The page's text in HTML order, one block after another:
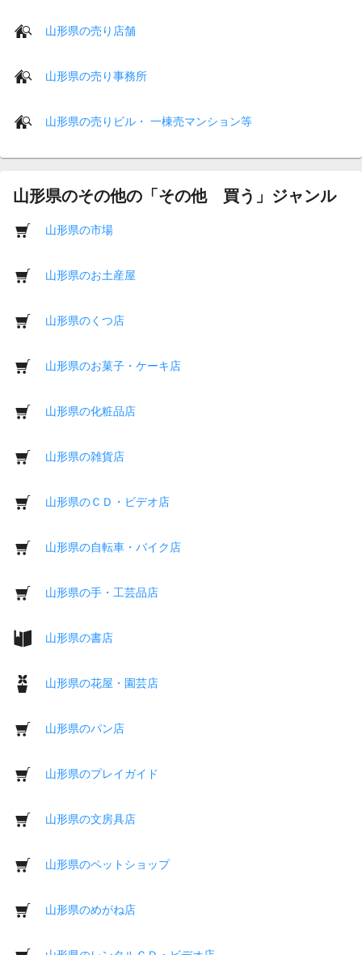
山形県の売り店舗
山形県の売り事務所
山形県の売りビル・ 一棟売マンション等
山形県のその他の「その他 買う」ジャンル
山形県の市場
山形県のお土産屋
山形県のくつ店
山形県のお菓子・ケーキ店
山形県の化粧品店
山形県の雑貨店
山形県のＣＤ・ビデオ店
山形県の自転車・バイク店
山形県の手・工芸品店
山形県の書店
山形県の花屋・園芸店
山形県のパン店
山形県のプレイガイド
山形県の文房具店
山形県のペットショップ
山形県のめがね店